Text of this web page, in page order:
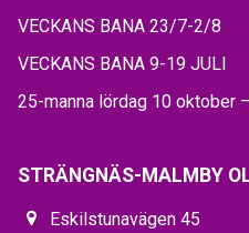
VECKANS BANA 23/7-2/8
VECKANS BANA 9-19 JULI
25-manna lördag 10 oktober
STRÄNGNÄS-MALMBY
Eskilstunavägen 45